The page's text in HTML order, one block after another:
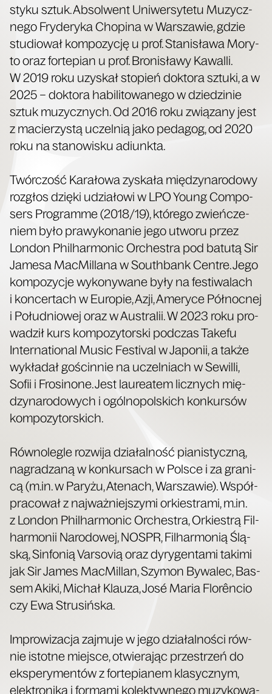
sty­ku sztuk. Absol­went Uni­wer­sy­te­tu Muzycz­
ne­go Fry­de­ry­ka Cho­pi­na w War­sza­wie, gdzie
stu­dio­wał kom­po­zy­cję u prof. Sta­ni­sła­wa Mory­
to oraz for­te­pian u prof. Bro­ni­sła­wy Kawal­li.
W 2019 roku uzy­skał sto­pień dok­to­ra sztu­ki, a w
2025 – dok­to­ra habi­li­to­wa­ne­go w dzie­dzi­nie
sztuk muzycz­nych. Od 2016 roku zwią­za­ny jest
z macie­rzy­stą uczel­nią jako peda­gog, od 2020
roku na sta­no­wi­sku adiunkta.
Twór­czość Kara­ło­wa zyska­ła mię­dzy­na­ro­do­wy
roz­głos dzię­ki udzia­ło­wi w LPO Young Com­po­
sers Pro­gram­me (2018/19), któ­re­go zwień­cze­
niem było pra­wy­ko­na­nie jego utwo­ru przez
Lon­don Phil­har­mo­nic Orche­stra pod batu­tą Sir
Jame­sa Mac­Mil­la­na w South­bank Cen­tre. Jego
kom­po­zy­cje wyko­ny­wa­ne były na festi­wa­lach
i kon­cer­tach w Euro­pie, Azji, Ame­ry­ce Pół­noc­nej
i Połu­dnio­wej oraz w Austra­lii. W 2023 roku pro­
wa­dził kurs kom­po­zy­tor­ski pod­czas Take­fu
Inter­na­tio­nal Music Festi­val w Japo­nii, a tak­że
wykła­dał gościn­nie na uczel­niach w Sewil­li,
Sofii i Fro­si­no­ne. Jest lau­re­atem licz­nych mię­
dzy­na­ro­do­wych i ogól­no­pol­skich kon­kur­sów
kompozytorskich.
Rów­no­le­gle roz­wi­ja dzia­łal­ność pia­ni­stycz­ną,
nagra­dza­ną w kon­kur­sach w Pol­sce i za gra­ni­
cą (m.in. w Pary­żu, Ate­nach, War­sza­wie). Współ­
pra­co­wał z naj­waż­niej­szy­mi orkie­stra­mi, m.in.
z Lon­don Phil­har­mo­nic Orche­stra, Orkie­strą Fil­
har­mo­nii Naro­do­wej, NOSPR, Fil­har­mo­nią Ślą­
ską, Sin­fo­nią Var­so­vią oraz dyry­gen­ta­mi taki­mi
jak Sir James Mac­Mil­lan, Szy­mon Bywa­lec, Bas­
sem Aki­ki, Michał Klau­za, José Maria Flo­rên­cio
czy Ewa Strusińska.
Impro­wi­za­cja zaj­mu­je w jego dzia­łal­no­ści rów­
nie istot­ne miej­sce, otwie­ra­jąc prze­strzeń do
eks­pe­ry­men­tów z for­te­pia­nem kla­sycz­nym,
elek­tro­ni­ką i for­ma­mi kolek­tyw­ne­go muzy­ko­wa­